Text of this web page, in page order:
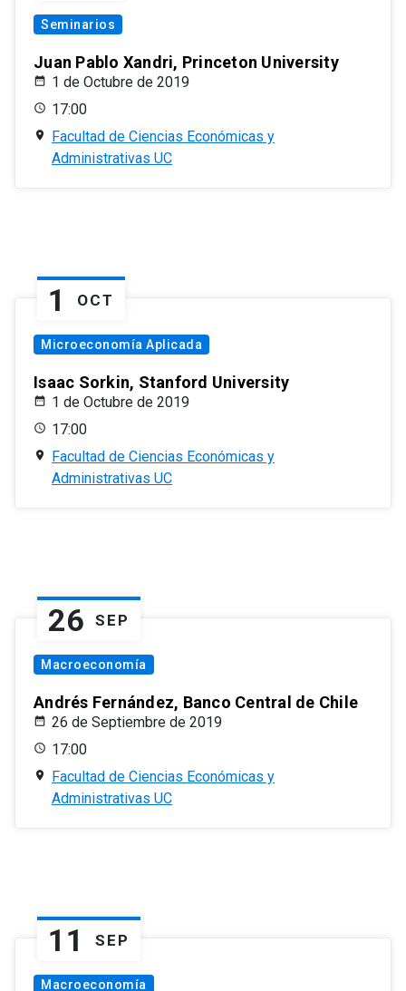
Seminarios
Juan Pablo Xandri, Princeton University
1 de Octubre de 2019
17:00
Facultad de Ciencias Económicas y
Administrativas UC
1 OCT
Microeconomía Aplicada
Isaac Sorkin, Stanford University
1 de Octubre de 2019
17:00
Facultad de Ciencias Económicas y
Administrativas UC
26 SEP
Macroeconomía
Andrés Fernández, Banco Central de Chile
26 de Septiembre de 2019
17:00
Facultad de Ciencias Económicas y
Administrativas UC
11 SEP
Macroeconomía